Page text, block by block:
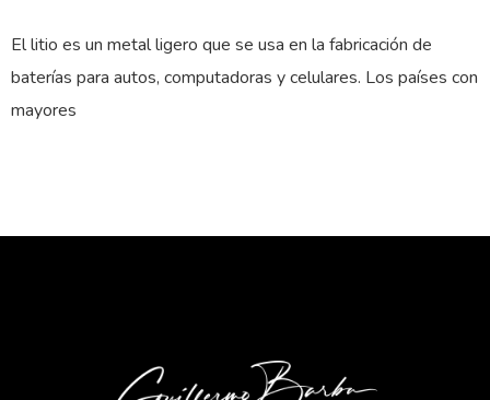
El litio es un metal ligero que se usa en la fabricación de
baterías para autos, computadoras y celulares. Los países con
mayores